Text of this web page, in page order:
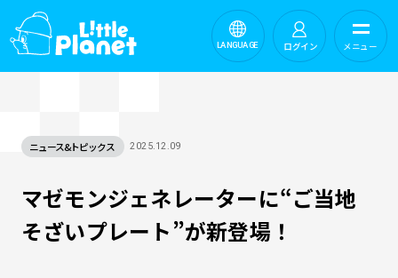
ログイン
LANGUAGE メニュー
ニュース&トピックス 2025.12.09
マゼモンジェネレーターに“ご当地
そざいプレート”が新登場！